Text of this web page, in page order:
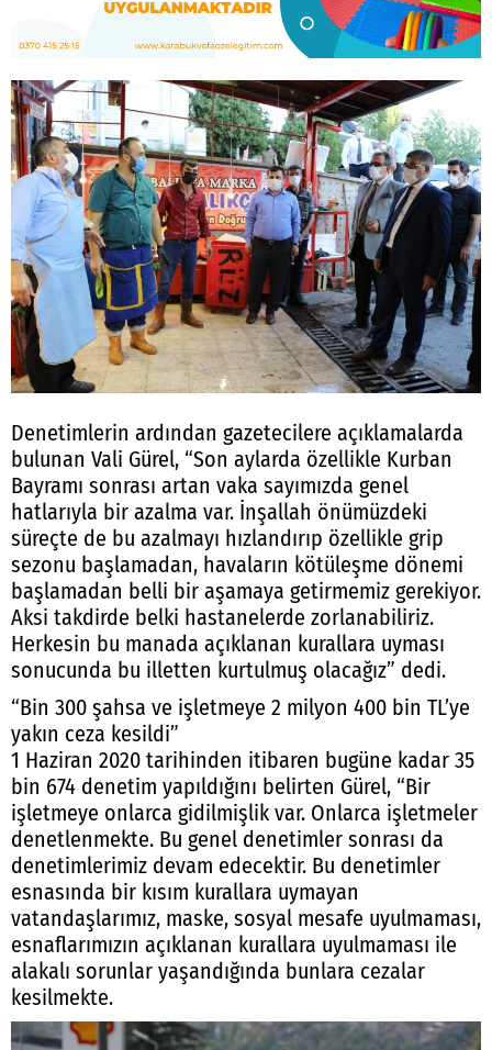
Denetimlerin ardından gazetecilere açıklamalarda
bulunan Vali Gürel, “Son aylarda özellikle Kurban
Bayramı sonrası artan vaka sayımızda genel
hatlarıyla bir azalma var. İnşallah önümüzdeki
süreçte de bu azalmayı hızlandırıp özellikle grip
sezonu başlamadan, havaların kötüleşme dönemi
başlamadan belli bir aşamaya getirmemiz gerekiyor.
Aksi takdirde belki hastanelerde zorlanabiliriz.
Herkesin bu manada açıklanan kurallara uyması
sonucunda bu illetten kurtulmuş olacağız” dedi.
“Bin 300 şahsa ve işletmeye 2 milyon 400 bin TL’ye
yakın ceza kesildi”
1 Haziran 2020 tarihinden itibaren bugüne kadar 35
bin 674 denetim yapıldığını belirten Gürel, “Bir
işletmeye onlarca gidilmişlik var. Onlarca işletmeler
denetlenmekte. Bu genel denetimler sonrası da
denetimlerimiz devam edecektir. Bu denetimler
esnasında bir kısım kurallara uymayan
vatandaşlarımız, maske, sosyal mesafe uyulmaması,
esnaflarımızın açıklanan kurallara uyulmaması ile
alakalı sorunlar yaşandığında bunlara cezalar
kesilmekte.